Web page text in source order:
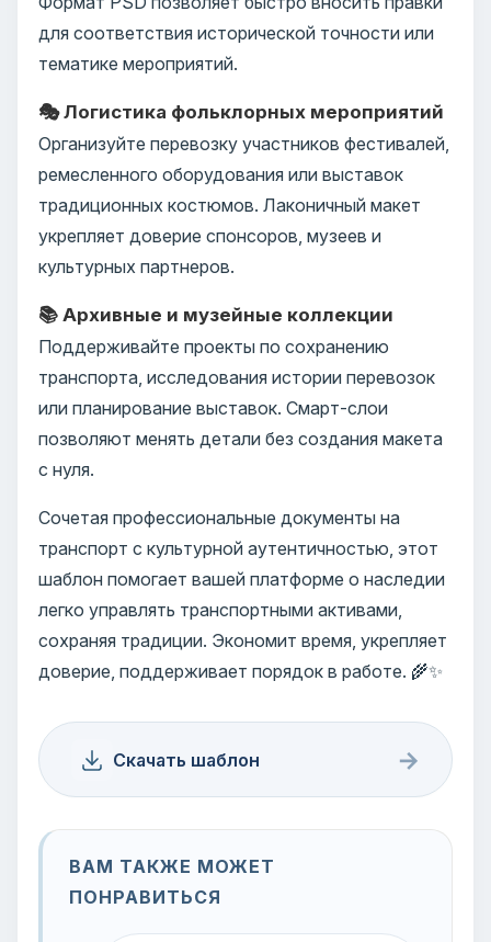
для соответствия исторической точности или
тематике мероприятий.
🎭 Логистика фольклорных мероприятий
Организуйте перевозку участников фестивалей,
ремесленного оборудования или выставок
традиционных костюмов. Лаконичный макет
укрепляет доверие спонсоров, музеев и
культурных партнеров.
📚 Архивные и музейные коллекции
Поддерживайте проекты по сохранению
транспорта, исследования истории перевозок
или планирование выставок. Смарт-слои
позволяют менять детали без создания макета
с нуля.
Сочетая профессиональные документы на
транспорт с культурной аутентичностью, этот
шаблон помогает вашей платформе о наследии
легко управлять транспортными активами,
сохраняя традиции. Экономит время, укрепляет
доверие, поддерживает порядок в работе. 🌾✨
Скачать шаблон →
ВАМ ТАКЖЕ МОЖЕТ
ПОНРАВИТЬСЯ